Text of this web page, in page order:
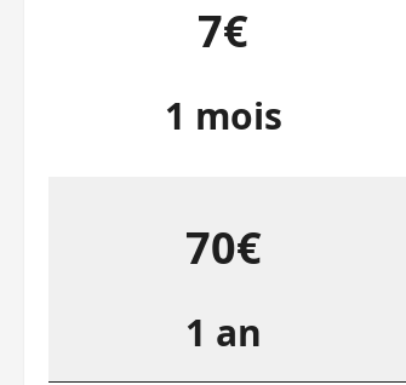
7€
1 mois
70€
1 an